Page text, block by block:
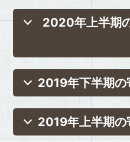
2020年上半期
2019年下半期の
2019年上半期の